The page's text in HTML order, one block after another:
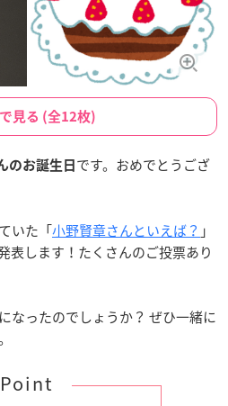
見る (全12枚)
のお誕生日 です。おめでとうござ
いた「小野賢章さんといえば？ 」
表します！たくさんのご投票あり
なったのでしょうか？ ぜひ一緒に
Point